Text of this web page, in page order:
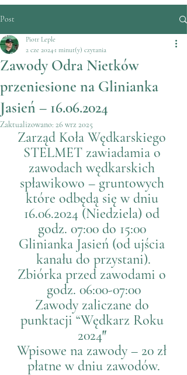
Post
Zawody Odra Nietków
przeniesione na Glinianka
Jasień – 16.06.2024
Piotr Leple
2 cze 2024 1 minut(y) czytania
Zaktualizowano: 26 wrz 2025
Zarząd Koła Wędkarskiego
STELMET zawiadamia o
zawodach wędkarskich
spławikowo – gruntowych
które odbędą się w dniu
16.06.2024 (Niedziela) od
godz. 07:00 do 15:00
Glinianka Jasień (od ujścia
kanału do przystani).
Zbiórka przed zawodami o
godz. 06:00-07:00
Zawody zaliczane do
punktacji “Wędkarz Roku
2024″
Wpisowe na zawody – 20 zł
płatne w dniu zawodów.